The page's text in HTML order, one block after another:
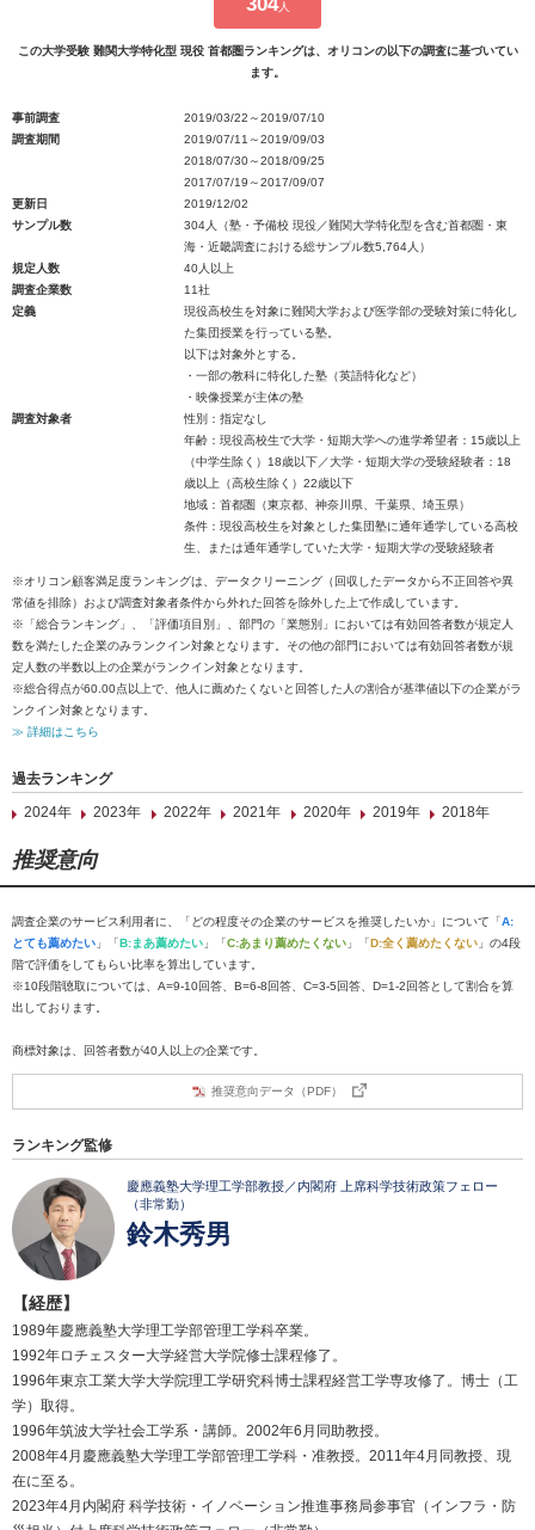
人
この大学受験 難関大学特化型 現役 首都圏ランキングは、オリコンの以下の調査に基づいてい
ます。
事前調査
2019/03/22～2019/07/10
調査期間
2019/07/11～2019/09/03
2018/07/30～2018/09/25
2017/07/19～2017/09/07
更新日
2019/12/02
サンプル数
304人（塾・予備校 現役／難関大学特化型を含む首都圏・東
海・近畿調査における総サンプル数5,764人）
規定人数
40人以上
調査企業数
11社
定義
現役高校生を対象に難関大学および医学部の受験対策に特化し
た集団授業を行っている塾。
以下は対象外とする。
・一部の教科に特化した塾（英語特化など）
・映像授業が主体の塾
調査対象者
性別：指定なし
年齢：現役高校生で大学・短期大学への進学希望者：15歳以上
（中学生除く）18歳以下／大学・短期大学の受験経験者：18
歳以上（高校生除く）22歳以下
地域：首都圏（東京都、神奈川県、千葉県、埼玉県）
条件：現役高校生を対象とした集団塾に通年通学している高校
生、または通年通学していた大学・短期大学の受験経験者
※オリコン顧客満足度ランキングは、データクリーニング（回収したデータから不正回答や異
常値を排除）および調査対象者条件から外れた回答を除外した上で作成しています。
※「総合ランキング」、「評価項目別」、部門の「業態別」においては有効回答者数が規定人
数を満たした企業のみランクイン対象となります。その他の部門においては有効回答者数が規
定人数の半数以上の企業がランクイン対象となります。
※総合得点が60.00点以上で、他人に薦めたくないと回答した人の割合が基準値以下の企業がラ
ンクイン対象となります。
≫ 詳細はこちら
過去ランキング
2024年
2023年 2022年 2021年 2020年 2019年 2018年
推奨意向
調査企業のサービス利用者に、「どの程度その企業のサービスを推奨したいか」について「A:
とても薦めたい 」「B:まあ薦めたい 」「C:あまり薦めたくない 」「D:全く薦めたくない 」の4段
階で評価をしてもらい比率を算出しています。
※10段階聴取については、A=9-10回答、B=6-8回答、C=3-5回答、D=1-2回答として割合を算
出しております。
商標対象は、回答者数が40人以上の企業です。
推奨意向データ（PDF）
ランキング監修
慶應義塾大学理工学部教授／内閣府 上席科学技術政策フェロー
（非常勤）
鈴木秀男
【経歴】
1989年慶應義塾大学理工学部管理工学科卒業。
1992年ロチェスター大学経営大学院修士課程修了。
1996年東京工業大学大学院理工学研究科博士課程経営工学専攻修了。博士（工
学）取得。
1996年筑波大学社会工学系・講師。2002年6月同助教授。
2008年4月慶應義塾大学理工学部管理工学科・准教授。2011年4月同教授、現
在に至る。
2023年4月内閣府 科学技術・イノベーション推進事務局参事官（インフラ・防